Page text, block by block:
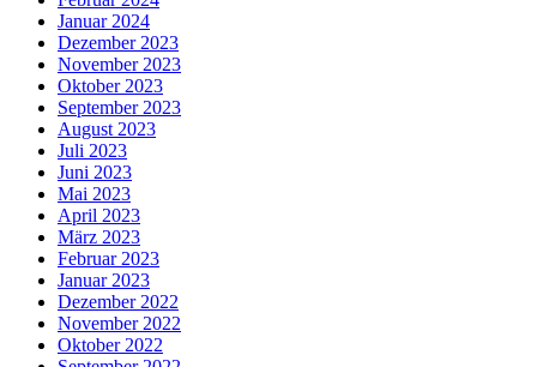
Januar 2024
Dezember 2023
November 2023
Oktober 2023
September 2023
August 2023
Juli 2023
Juni 2023
Mai 2023
April 2023
März 2023
Februar 2023
Januar 2023
Dezember 2022
November 2022
Oktober 2022